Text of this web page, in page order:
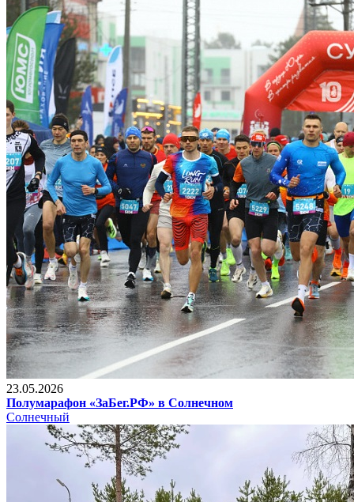
23.05.2026
Полумарафон «ЗаБег.РФ» в Солнечном
Солнечный